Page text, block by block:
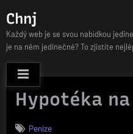
to
content
Chnj
Každý web je se svou nabídkou
je na něm jedinečné? To zjistíte
Hypotéka
Peníze